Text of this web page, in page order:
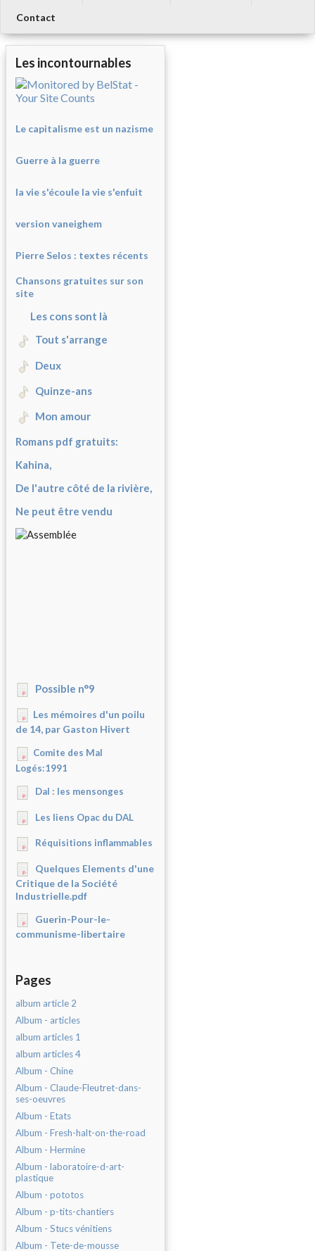
Contact
Les incontournables
Le capitalisme est un nazisme
Guerre à la guerre
la vie s'écoule la vie s'enfuit
version vaneighem
Pierre Selos : textes récents
Chansons gratuites sur son
site
Les cons sont là
Tout s'arrange
Deux
Quinze-ans
Mon amour
Romans pdf gratuits:
Kahina,
De l'autre côté de la rivière,
Ne peut être vendu
Possible n°9
Les mémoires d'un poilu
de 14, par Gaston Hivert
Comite des Mal
Logés:1991
Dal : les mensonges
Les liens Opac du DAL
Réquisitions inflammables
Quelques Elements d'une
Critique de la Société
Industrielle.pdf
Guerin-Pour-le-
communisme-libertaire
Pages
album article 2
Album - articles
album articles 1
album articles 4
Album - Chine
Album - Claude-Fleutret-dans-
ses-oeuvres
Album - Etats
Album - Fresh-halt-on-the-road
Album - Hermine
Album - laboratoire-d-art-
plastique
Album - pototos
Album - p-tits-chantiers
Album - Stucs vénitiens
Album - Tete-de-mousse